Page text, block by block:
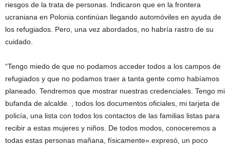
riesgos de la trata de personas. Indicaron que en la frontera
ucraniana en Polonia continúan llegando automóviles en ayuda de
los refugiados. Pero, una vez abordados, no habría rastro de su
cuidado.
“Tengo miedo de que no podamos acceder todos a los campos de
refugiados y que no podamos traer a tanta gente como habíamos
planeado. Tendremos que mostrar nuestras credenciales. Tengo mi
bufanda de alcalde. , todos los documentos oficiales, mi tarjeta de
policía, una lista con todos los contactos de las familias listas para
recibir a estas mujeres y niños. De todos modos, conoceremos a
todas estas personas mañana, físicamente».expresó, un poco